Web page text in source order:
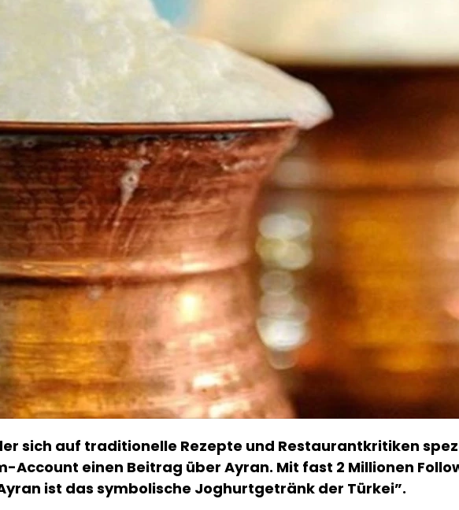
sich auf traditionelle Rezepte und Restaurantkritiken
einen Beitrag über Ayran. Mit fast 2 Millionen
ist das symbolische Joghurtgetränk der Türkei”.